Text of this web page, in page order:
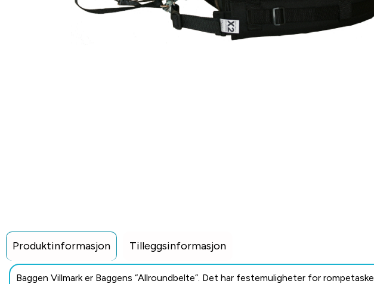
Produktinformasjon Tilleggsinformasjon
Baggen Villmark er Baggens “Allroundbelte”. Det har festemuligheter for